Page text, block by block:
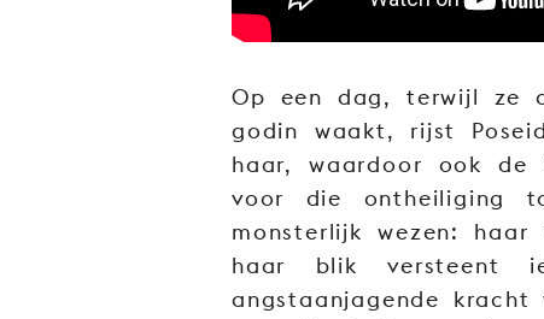
Op een dag, terwijl ze
godin waakt, rijst
haar, waardoor ook de
voor die ontheiliging
monsterlijk wezen:
haar blik versteent
angstaanjagende